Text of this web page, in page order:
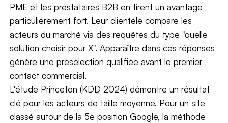
PME et les prestataires B2B en tirent un avantage
particulièrement fort. Leur clientèle compare les
acteurs du marché via des requêtes du type "quelle
solution choisir pour X". Apparaître dans ces réponses
génère une présélection qualifiée avant le premier
contact commercial.
L'étude Princeton (KDD 2024) démontre un résultat
clé pour les acteurs de taille moyenne. Pour un site
classé autour de la 5e position Google, la méthode